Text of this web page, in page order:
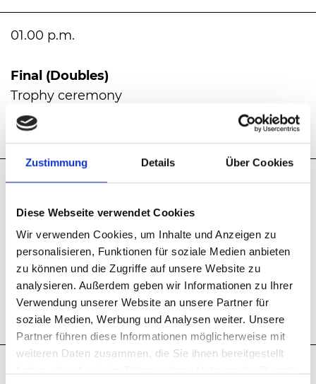
Zustimmung Details Über Cookies
Diese Webseite verwendet Cookies
Wir verwenden Cookies, um Inhalte und Anzeigen zu
personalisieren, Funktionen für soziale Medien anbieten
zu können und die Zugriffe auf unsere Website zu
analysieren. Außerdem geben wir Informationen zu Ihrer
Verwendung unserer Website an unsere Partner für
soziale Medien, Werbung und Analysen weiter. Unsere
Partner führen diese Informationen möglicherweise mit
weiteren Daten zusammen, die Sie ihnen bereitgestellt
01.00 p.m.
Final (Doubles)
Trophy ceremony
Location: Centre Court
01.00 p.m.
(separate ticket required)
Daytime: Live music with
Sunrise
Culinary variety at international food buffets &
exclusive drinks at the beach bar